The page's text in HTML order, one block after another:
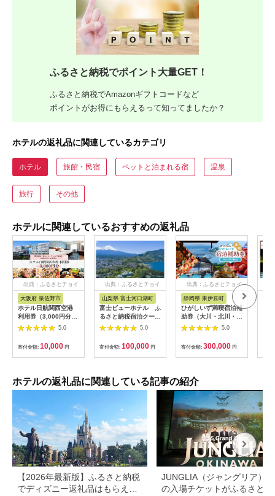
ふるさと納税でポイント大量GET！
ふるさと納税でAmazonギフトコードなど
ポイントがお得にもらえるって知ってましたか？
ホテルの返礼品に関連しているカテゴリ
ホテル 旅館・民宿 ペットと泊まれる宿 温泉
旅行 その他
ホテルに関連しているおすすめの返礼品
出典：ふるさとチョイ
大阪府 泉佐野市
ホテル日航関西空港
利用券（3,000円分）
【旅行 宿泊 出張 前泊
後泊 ファミリー 空港
ターミナルビル 徒歩
直結】
5.0
寄付金額: 10,000 円
出典：ふるさとチョイ
ス
山梨県 富士河口湖町
富士ビューホテル ふ
るさと納税宿泊クーポ
ン券(30,000円分)
5.0
寄付金額: 100,000 円
出典：ふるさとチョイ
静岡県 東伊豆町
ひがしいず満喫宿泊補
助券（大川・北川・熱
川・片瀬・白田・稲取
5.0
寄付金額: 300,000 円
ホテルの返礼品に関連している記事の紹介
【2026年最新版】ふるさと納税
でディズニー返礼品はもらえ
JUNGLIA（ジャングリア）
の入場チケットがふるさと納